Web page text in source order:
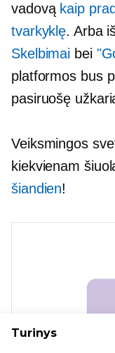
vadovą kaip
tvarkyklę. Arba
Skelbimai bei
platformos bus
pasiruošę
Veiksmingos
kiekvienam
šiandien!
Turinys